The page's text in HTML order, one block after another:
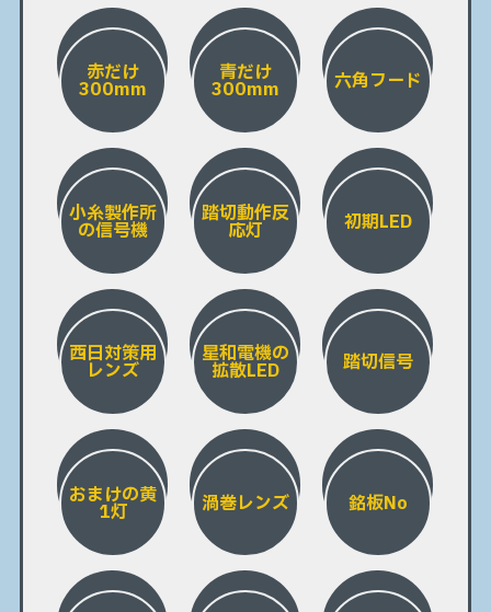
赤だけ
300mm
青だけ
300mm 六角フード
小糸製作所
の信号機
踏切動作反
応灯 初期LED
西日対策用
レンズ
星和電機の
拡散LED 踏切信号
おまけの黄
1灯 渦巻レンズ 銘板No